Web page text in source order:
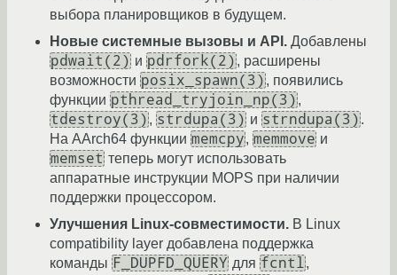
выбора планировщиков в будущем.
Новые системные вызовы и API. Добавлены
pdwait(2) и pdrfork(2) , расширены
возможности posix_spawn(3) , появились
функции pthread_tryjoin_np(3) ,
tdestroy(3) , strdupa(3) и strndupa(3) .
На AArch64 функции memcpy, memmove и
memset теперь могут использовать
аппаратные инструкции MOPS при наличии
поддержки процессором.
Улучшения Linux-совместимости. В Linux
compatibility layer добавлена поддержка
команды F_DUPFD_QUERY для fcntl ,